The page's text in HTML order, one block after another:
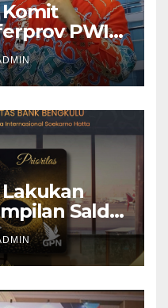
PWI
Saldo